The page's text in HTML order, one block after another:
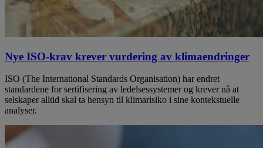
Nye ISO-krav krever vurdering av klimaendringer
ISO (The International Standards Organisation) har endret
standardene for sertifisering av ledelsessystemer og krever nå at
selskaper alltid skal ta hensyn til klimarisiko i sine kontekstuelle
analyser.